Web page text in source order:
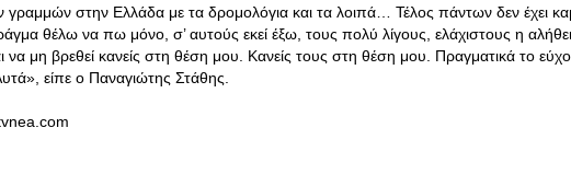
γραμμών στην Ελλάδα με τα δρομολόγια και τα λοιπά… Τέλος πάντων δεν έχει
θέλω να πω μόνο, σ’ αυτούς εκεί έξω, τους πολύ λίγους, ελάχιστους η αλήθεια
να μη βρεθεί κανείς στη θέση μου. Κανείς τους στη θέση μου. Πραγματικά το
είπε ο Παναγιώτης Στάθης.